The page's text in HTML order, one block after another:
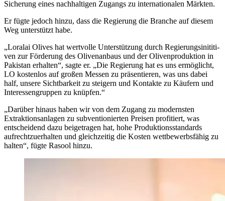
Sicherung eines nachhaltigen Zugangs zu internationalen Märkten.
Er fügte jedoch hinzu, dass die Regierung die Branche auf diesem
Weg unterstützt habe.
„Loralai Olives hat wert­volle Unterstützung durch Regierungs­ini­ti­ti­
ven zur Förderung des Oliven­an­bau­s und der Oliven­pro­duk­tion in
Pakistan er­halten“, sagte er. „Die Regierung hat es uns ermöglicht,
LO kostenlos auf großen Messen zu präsentieren, was uns dabei
half, unsere Sichtbarkeit zu steigern und Kontakte zu Käufern und
Interessengruppen zu knüpfen.“
„Darüber hinaus haben wir von dem Zugang zu modernsten
Extraktionsanlagen zu subventionierten Preisen profitiert, was
entscheidend dazu beigetragen hat, hohe Produktionsstandards
aufrechtzuerhalten und gleichzeitig die Kosten wettbewerbsfähig zu
halten“, fügte Rasool hinzu.